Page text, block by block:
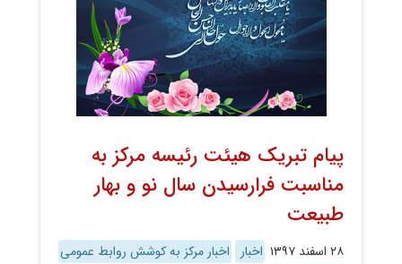
پیام تبریک هیئت رئیسه مرکز به
مناسبت فرارسیدن سال نو و بهار
طبیعت
۲۸ اسفند ۱۳۹۷ اخبار
اخبار مرکز به کوشش روابط عمومی